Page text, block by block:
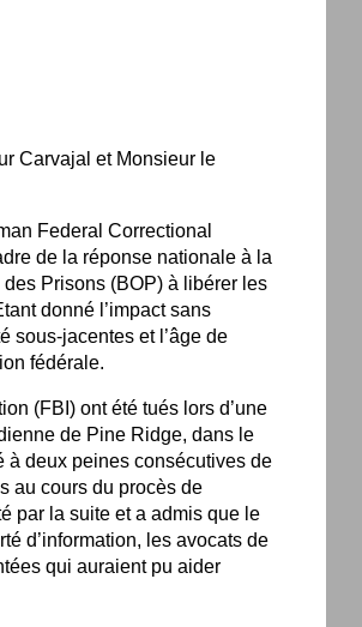
Carvajal et Monsieur le
Federal Correctional
de la réponse nationale à la
Prisons (BOP) à libérer les
donné l’impact sans
sous-jacentes et l’âge de
fédérale.
(FBI) ont été tués lors d’une
de Pine Ridge, dans le
à deux peines consécutives de
au cours du procès de
par la suite et a admis que le
d’information, les avocats de
qui auraient pu aider